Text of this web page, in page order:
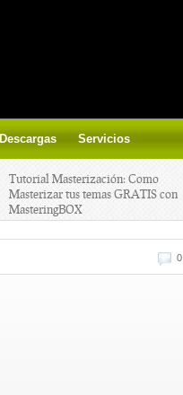
Descargas Servicios
Tutorial Masterización: Como
Masterizar tus temas GRATIS con
MasteringBOX
Yalp crea Fono, Lleva la escena DJ a
0